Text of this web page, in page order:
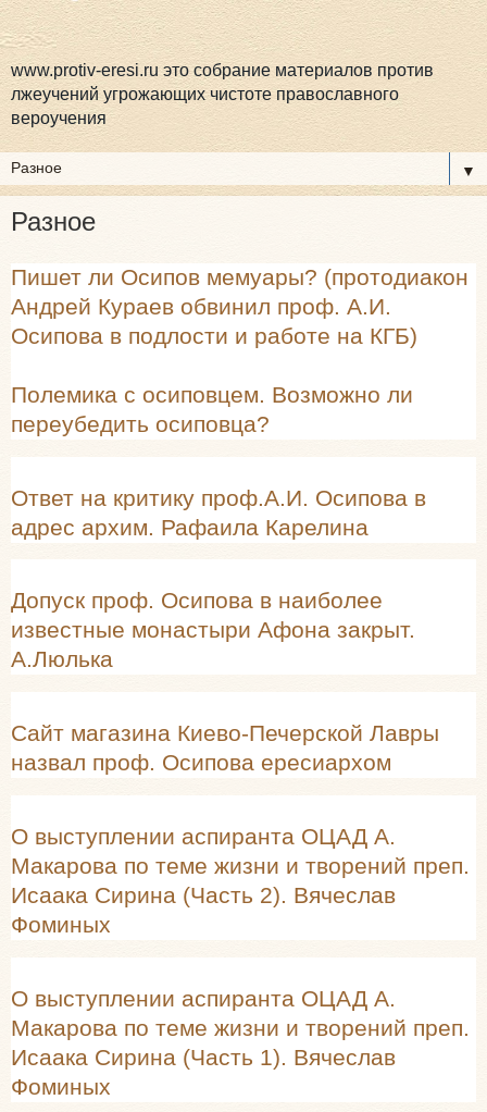
www.protiv-eresi.ru это собрание материалов против
лжеучений угрожающих чистоте православного
вероучения
▼
Разное
Пишет ли Осипов мемуары? (протодиакон
Андрей Кураев обвинил проф. А.И.
Осипова в подлости и работе на КГБ)
Полемика с осиповцем. Возможно ли
переубедить осиповца?
Ответ на критику проф.А.И. Осипова в
адрес архим. Рафаила Карелина
Допуск проф. Осипова в наиболее
известные монастыри Афона закрыт.
А.Люлька
Сайт магазина Киево-Печерской Лавры
назвал проф. Осипова ересиархом
О выступлении аспиранта ОЦАД А.
Макарова по теме жизни и творений преп.
Исаака Сирина (Часть 2). Вячеслав
Фоминых
О выступлении аспиранта ОЦАД А.
Макарова по теме жизни и творений преп.
Исаака Сирина (Часть 1). Вячеслав
Фоминых